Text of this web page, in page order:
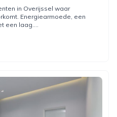
in Overijssel waar
Energiearmoede, een
een laag....